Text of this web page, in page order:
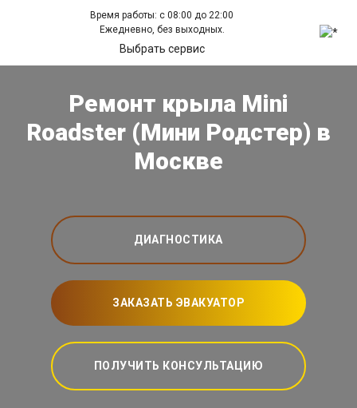
Время работы: с 08:00 до 22:00
Ежедневно, без выходных.
Выбрать сервис
Ремонт крыла Mini
Roadster (Мини Родстер) в
Москве
ДИАГНОСТИКА
ЗАКАЗАТЬ ЭВАКУАТОР
ПОЛУЧИТЬ КОНСУЛЬТАЦИЮ